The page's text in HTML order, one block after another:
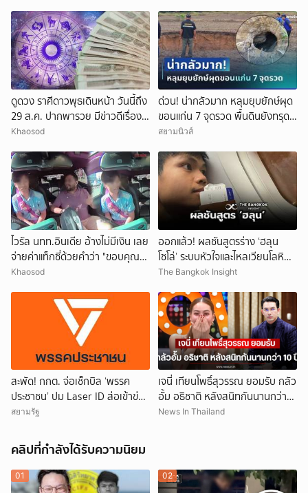
ดูดวง ราศีดาวพุธเดินหน้า วันนี้ถึง
29 ส.ค. ปากพารวย มีข่าวดีเรื่อง
เงิน-ค้าขาย
Khaosod
ด่วน! น่ากลัวมาก หลุมยุบยักษ์ผุด
ขอนแก่น 7 จุดรวด พื้นดินยังทรุด
ไม่หยุด ชาวบ้านผวาหนัก
สยามนิวส์
ไวรัล นทท.อินเดีย อ้างไม่มีเงิน เลย
จ่ายค่าแท็กซี่ด้วยคำว่า "ขอบคุณ"
คนขับอึ้ง แห่วิจารณ์
Khaosod
ออกแล้ว! ผลชันสูตรร่าง ‘ฮลุน
โซโล่’ ระบบหัวใจและไหลเวียนโลหิต
ล้มเหลว
The Bangkok Insight
สะพัด! กกต. จ่อเช็กบิล ‘พรรค
ประชาชน’ ปม Laser ID ส่อเข้าข่าย
ยุบพรรคตาม ม.92
สยามรัฐ
เจนี่ เทียนโพธิ์สุวรรณ ยอมรับ กลัว
อั้ม อธิชาติ หลังสนิทกันนานกว่า
10 ปี
News In Thailand
คลิปที่กำลังได้รับความนิยม
01 02